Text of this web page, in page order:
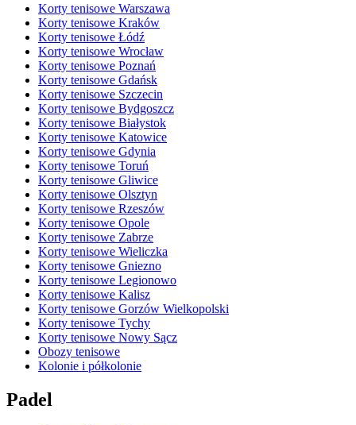
Korty tenisowe Warszawa
Korty tenisowe Kraków
Korty tenisowe Łódź
Korty tenisowe Wrocław
Korty tenisowe Poznań
Korty tenisowe Gdańsk
Korty tenisowe Szczecin
Korty tenisowe Bydgoszcz
Korty tenisowe Białystok
Korty tenisowe Katowice
Korty tenisowe Gdynia
Korty tenisowe Toruń
Korty tenisowe Gliwice
Korty tenisowe Olsztyn
Korty tenisowe Rzeszów
Korty tenisowe Opole
Korty tenisowe Zabrze
Korty tenisowe Wieliczka
Korty tenisowe Gniezno
Korty tenisowe Legionowo
Korty tenisowe Kalisz
Korty tenisowe Gorzów Wielkopolski
Korty tenisowe Tychy
Korty tenisowe Nowy Sącz
Obozy tenisowe
Kolonie i półkolonie
Padel